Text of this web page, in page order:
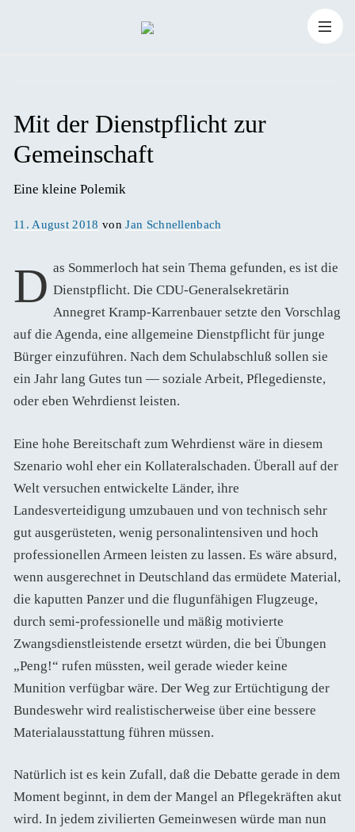
Mit der Dienstpflicht zur
Gemeinschaft
Eine kleine Polemik
Veröffentlicht
11. August 2018 vonJan Schnellenbach
Das Sommerloch hat sein Thema gefunden, es ist die Dienstpflicht. Die CDU-Generalsekretärin
Annegret Kramp-Karrenbauer setzte den Vorschlag
auf die Agenda, eine allgemeine Dienstpflicht für junge
Bürger einzuführen. Nach dem Schulabschluß sollen sie
ein Jahr lang Gutes tun — soziale Arbeit, Pflegedienste,
oder eben Wehrdienst leisten.
Eine hohe Bereitschaft zum Wehrdienst wäre in diesem
Szenario wohl eher ein Kollateralschaden. Überall auf der
Welt versuchen entwickelte Länder, ihre
Landesverteidigung umzubauen und von technisch sehr
gut ausgerüsteten, wenig personalintensiven und hoch
professionellen Armeen leisten zu lassen. Es wäre absurd,
wenn ausgerechnet in Deutschland das ermüdete Material,
die kaputten Panzer und die flugunfähigen Flugzeuge,
durch semi-professionelle und mäßig motivierte
Zwangsdienstleistende ersetzt würden, die bei Übungen
„Peng!“ rufen müssten, weil gerade wieder keine
Munition verfügbar wäre. Der Weg zur Ertüchtigung der
Bundeswehr wird realistischerweise über eine bessere
Materialausstattung führen müssen.
Natürlich ist es kein Zufall, daß die Debatte gerade in dem
Moment beginnt, in dem der Mangel an Pflegekräften akut
wird. In jedem zivilierten Gemeinwesen würde man nun